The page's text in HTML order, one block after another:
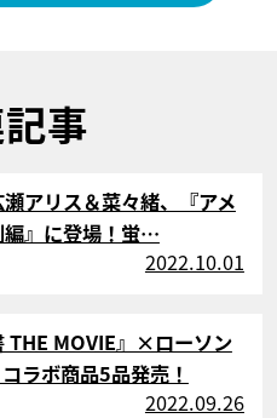
事
アリス＆菜々緒、『アメ
編』に登場！蛍…
2022.10.01
THE MOVIE』×ローソン
ラボ商品5品発売！
2022.09.26